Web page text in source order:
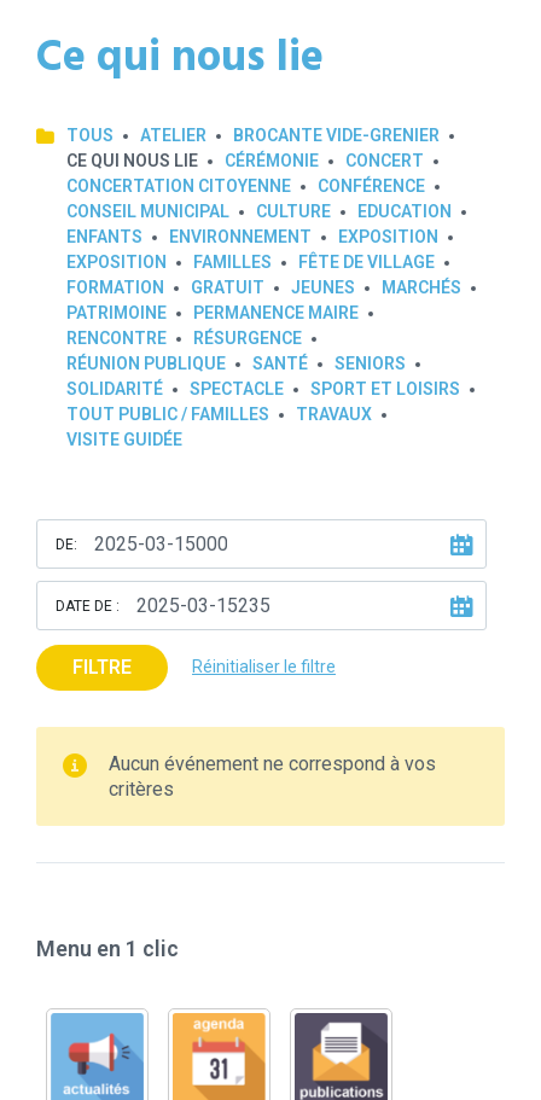
Ce qui nous lie
TOUS ATELIER
BROCANTE VIDE-GRENIER
CE QUI NOUS LIE
CÉRÉMONIE
CONCERT
CONCERTATION CITOYENNE
CONFÉRENCE
CONSEIL MUNICIPAL
CULTURE
EDUCATION
ENFANTS
ENVIRONNEMENT
EXPOSITION
EXPOSITION
FAMILLES
FÊTE DE VILLAGE
FORMATION
GRATUIT JEUNES
MARCHÉS
PATRIMOINE
PERMANENCE MAIRE
RENCONTRE
RÉSURGENCE
RÉUNION PUBLIQUE
SANTÉ
SENIORS
SOLIDARITÉ
SPECTACLE
SPORT ET LOISIRS
TOUT PUBLIC / FAMILLES
TRAVAUX
VISITE GUIDÉE
DE:
DATE DE :
FILTRE Réinitialiser le filtre
Aucun événement ne correspond à vos
critères
Menu en 1 clic